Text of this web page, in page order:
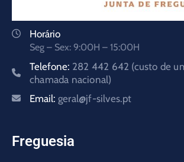
Horário
Seg – Sex: 9:00H – 15:00H
Telefone: 282 442 642 (custo de
chamada nacional)
Email: geral@jf-silves.pt
Freguesia